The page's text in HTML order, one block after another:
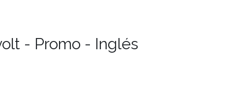
- Promo - Inglés